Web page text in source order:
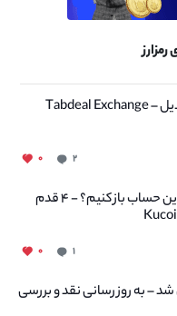
نقد و بررسی صرافی تبدیل – Tabdeal Exchange
۲ ۰
چگونه در صرافی کوکوین حساب باز کنیم؟ - ۴ قدم
۱ ۰
– به روز رسانی نقد و بررسی